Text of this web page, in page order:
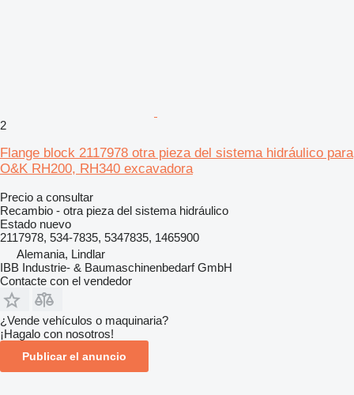
2
Flange block 2117978 otra pieza del sistema hidráulico para
O&K RH200, RH340 excavadora
Precio a consultar
Recambio - otra pieza del sistema hidráulico
Estado nuevo
2117978, 534-7835, 5347835, 1465900
Alemania, Lindlar
IBB Industrie- & Baumaschinenbedarf GmbH
Contacte con el vendedor
¿Vende vehículos o maquinaria?
¡Hagalo con nosotros!
Publicar el anuncio